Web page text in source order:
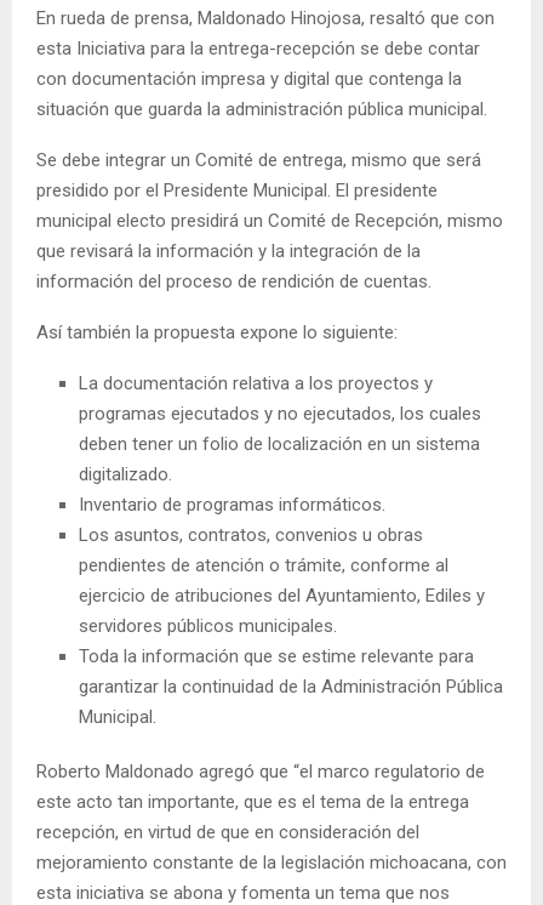
En rueda de prensa, Maldonado Hinojosa, resaltó que con
esta Iniciativa para la entrega-recepción se debe contar
con documentación impresa y digital que contenga la
situación que guarda la administración pública municipal.
Se debe integrar un Comité de entrega, mismo que será
presidido por el Presidente Municipal. El presidente
municipal electo presidirá un Comité de Recepción, mismo
que revisará la información y la integración de la
información del proceso de rendición de cuentas.
Así también la propuesta expone lo siguiente:
La documentación relativa a los proyectos y
programas ejecutados y no ejecutados, los cuales
deben tener un folio de localización en un sistema
digitalizado.
Inventario de programas informáticos.
Los asuntos, contratos, convenios u obras
pendientes de atención o trámite, conforme al
ejercicio de atribuciones del Ayuntamiento, Ediles y
servidores públicos municipales.
Toda la información que se estime relevante para
garantizar la continuidad de la Administración Pública
Municipal.
Roberto Maldonado agregó que “el marco regulatorio de
este acto tan importante, que es el tema de la entrega
recepción, en virtud de que en consideración del
mejoramiento constante de la legislación michoacana, con
esta iniciativa se abona y fomenta un tema que nos